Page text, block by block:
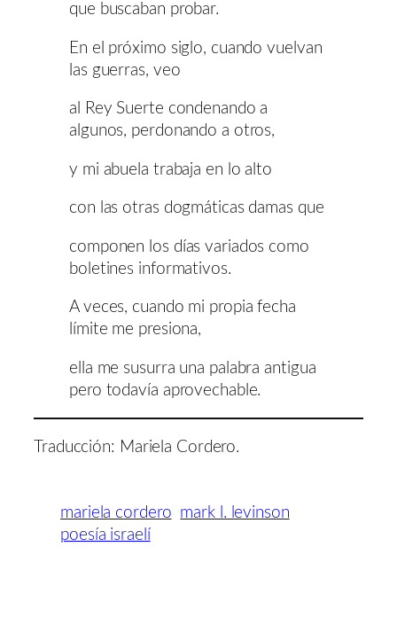
que buscaban probar.
En el próximo siglo, cuando vuelvan
las guerras, veo
al Rey Suerte condenando a
algunos, perdonando a otros,
y mi abuela trabaja en lo alto
con las otras dogmáticas damas que
componen los días variados como
boletines informativos.
A veces, cuando mi propia fecha
límite me presiona,
ella me susurra una palabra antigua
pero todavía aprovechable.
Traducción: Mariela Cordero.
mariela cordero mark l. levinson
poesía israelí